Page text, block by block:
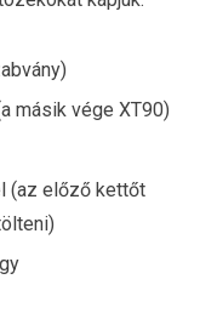
másik vége XT90)
(az előző kettőt